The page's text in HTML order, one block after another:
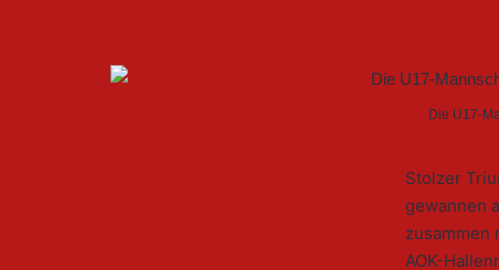
Die U17-
Stolzer
gewannen
zusammen
AOK-